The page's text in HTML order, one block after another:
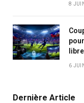
8
6
Dernière Article